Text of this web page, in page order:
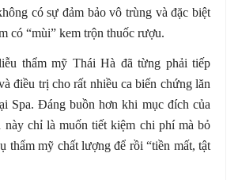
có sự đảm bảo vô trùng và đặc biệt
có “mùi” kem trộn thuốc rượu.
thẩm mỹ Thái Hà đã từng phải tiếp
điều trị cho rất nhiều ca biến chứng lăn
Spa. Đáng buồn hơn khi mục đích của
này chỉ là muốn tiết kiệm chi phí mà bỏ
thẩm mỹ chất lượng để rồi “tiền mất, tật